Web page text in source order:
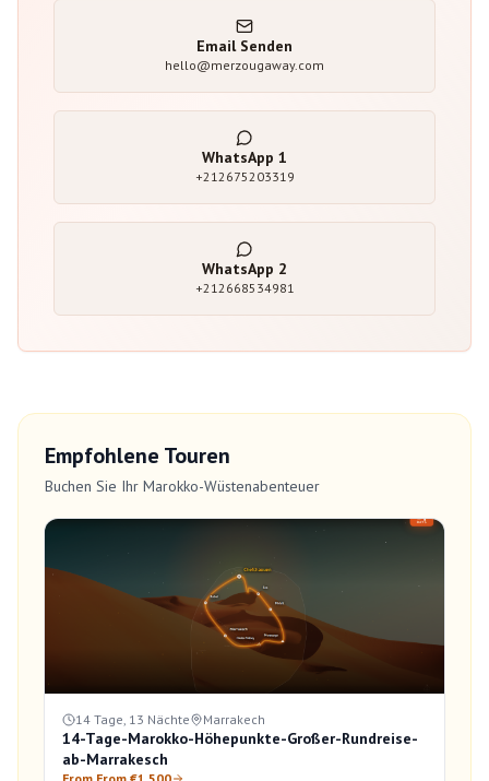
Email Senden
hello@merzougaway.com
WhatsApp 1
+212675203319
WhatsApp 2
+212668534981
Empfohlene Touren
Buchen Sie Ihr Marokko-Wüstenabenteuer
14 Tage, 13 Nächte Marrakech
14-Tage-Marokko-Höhepunkte-Großer-Rundreise-
ab-Marrakesch